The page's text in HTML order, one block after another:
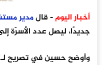
أخبار اليوم- قالمدير
جديدًا، ليصل عدد الأسرّة إلى 67 سريرًا بدلًا من 17 حاليًا، مبينًا أن المشروع سيُنجز قبل نهاية العام